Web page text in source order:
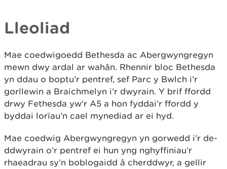
Lleoliad
Mae coedwigoedd Bethesda ac Abergwyngregyn
mewn dwy ardal ar wahân. Rhennir bloc Bethesda
yn ddau o boptu’r pentref, sef Parc y Bwlch i’r
gorllewin a Braichmelyn i’r dwyrain. Y brif ffordd
drwy Fethesda yw’r A5 a hon fyddai’r ffordd y
byddai lorïau’n cael mynediad ar ei hyd.
Mae coedwig Abergwyngregyn yn gorwedd i’r de-
ddwyrain o’r pentref ei hun yng nghyffiniau’r
rhaeadrau sy’n boblogaidd â cherddwyr, a gellir